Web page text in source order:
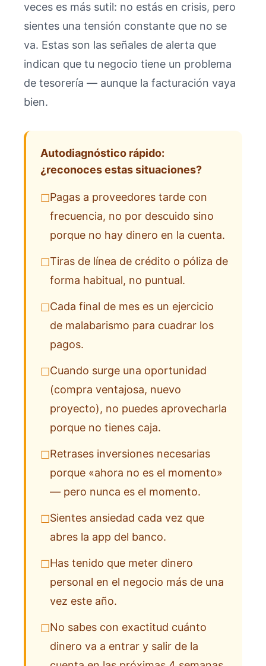
veces es más sutil: no estás en crisis, pero
sientes una tensión constante que no se
va. Estas son las señales de alerta que
indican que tu negocio tiene un problema
de tesorería — aunque la facturación vaya
bien.
Autodiagnóstico rápido:
¿reconoces estas situaciones?
☐Pagas a proveedores tarde con
frecuencia, no por descuido sino
porque no hay dinero en la cuenta.
☐Tiras de línea de crédito o póliza de
forma habitual, no puntual.
☐Cada final de mes es un ejercicio
de malabarismo para cuadrar los
pagos.
☐Cuando surge una oportunidad
(compra ventajosa, nuevo
proyecto), no puedes aprovecharla
porque no tienes caja.
☐Retrases inversiones necesarias
porque «ahora no es el momento»
— pero nunca es el momento.
☐Sientes ansiedad cada vez que
abres la app del banco.
☐Has tenido que meter dinero
personal en el negocio más de una
vez este año.
☐No sabes con exactitud cuánto
dinero va a entrar y salir de la